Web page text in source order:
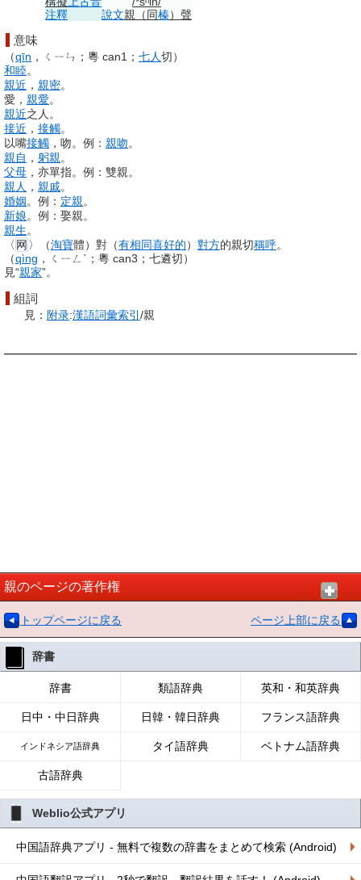
注釋
說文親 （同榛） 聲
意味
（qīn ，ㄑㄧㄣ；粵 can1； 七人切）
和睦。
親近 ， 親密。
愛， 親愛。
親近之人。
接近 ， 接觸。
以嘴接觸 ，吻。例： 親吻。
親自 ， 躬親。
父母 ，亦單指。例：雙親。
親人 ， 親戚。
婚姻。例： 定親。
新娘。例：娶親。
親生。
〈 网 〉（淘寶體）對（有相同喜好的） 對方的親切稱呼。
（qìng ，ㄑㄧㄥˋ；粵 can3；七遴切）
見“親家”。
組詞
見： 附录:漢語詞彙索引 /親
親のページの著作権
トップページに戻る ページ上部に戻る
辞書
辞書 類語辞典 英和・和英辞典
日中・中日辞典 日韓・韓日辞典 フランス語辞典
インドネシア語辞典 タイ語辞典 ベトナム語辞典
古語辞典
Weblio公式アプリ
中国語辞典アプリ - 無料で複数の辞書をまとめて検索 (Android)